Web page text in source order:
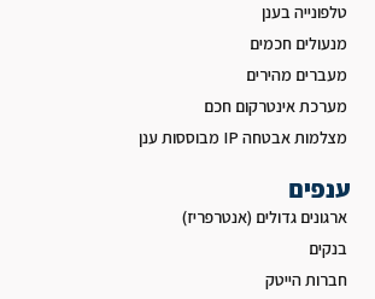
טלפונייה בענן
מנעולים חכמים
מעברים מהירים
מערכת אינטרקום חכם
מצלמות אבטחה IP מבוססות ענן
ענפים
ארגונים גדולים (אנטרפריז)
בנקים
חברות הייטק